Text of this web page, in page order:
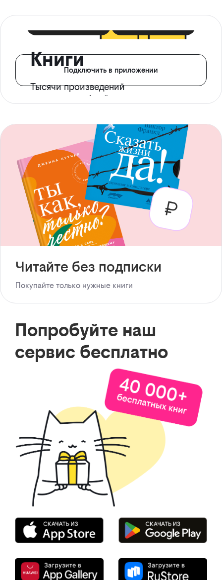
Книги
Тысячи произведений
с доступом офлайн
Подключить в приложении
Читайте без подписки
Покупайте только нужные книги
Попробуйте наш
сервис бесплатно